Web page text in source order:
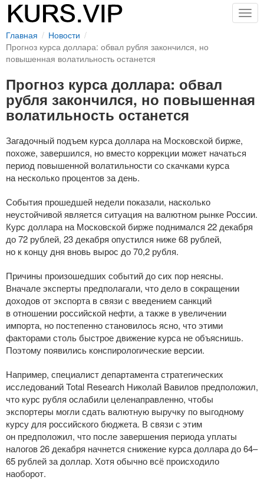
Главная
Новости
Прогноз курса доллара: обвал рубля закончился, но
повышенная волатильность останется
Прогноз курса доллара: обвал
рубля закончился, но повышенная
волатильность останется
Загадочный подъем курса доллара на Московской бирже,
похоже, завершился, но вместо коррекции может начаться
период повышенной волатильности со скачками курса
на несколько процентов за день.
События прошедшей недели показали, насколько
неустойчивой является ситуация на валютном рынке России.
Курс доллара на Московской бирже поднимался 22 декабря
до 72 рублей, 23 декабря опустился ниже 68 рублей,
но к концу дня вновь вырос до 70,2 рубля.
Причины произошедших событий до сих пор неясны.
Вначале эксперты предполагали, что дело в сокращении
доходов от экспорта в связи с введением санкций
в отношении российской нефти, а также в увеличении
импорта, но постепенно становилось ясно, что этими
факторами столь быстрое движение курса не объяснишь.
Поэтому появились конспирологические версии.
Например, специалист департамента стратегических
исследований Total Research Николай Вавилов предположил,
что курс рубля ослабили целенаправленно, чтобы
экспортеры могли сдать валютную выручку по выгодному
курсу для российского бюджета. В связи с этим
он предположил, что после завершения периода уплаты
налогов 26 декабря начнется снижение курса доллара до 64–
65 рублей за доллар. Хотя обычно всё происходило
наоборот.